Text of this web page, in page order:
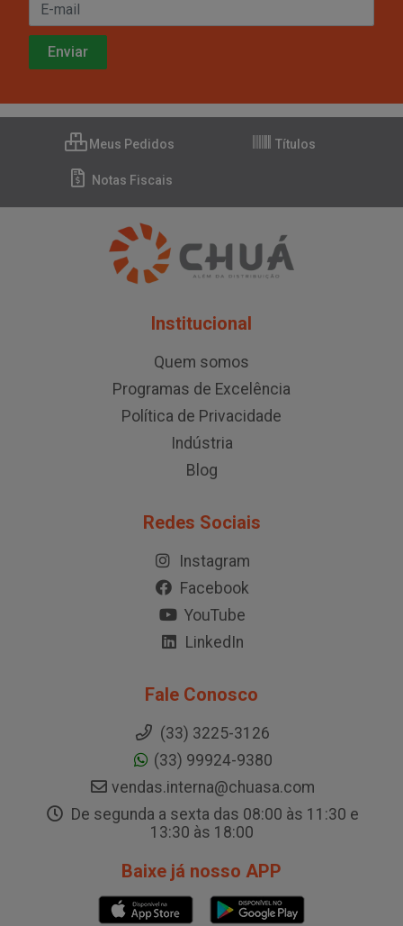
Meus Pedidos Títulos
Notas Fiscais
Institucional
Quem somos
Programas de Excelência
Política de Privacidade
Indústria
Blog
Redes Sociais
Instagram
Facebook
YouTube
LinkedIn
Fale Conosco
(33) 3225-3126
(33) 99924-9380
vendas.interna@chuasa.com
De segunda a sexta das 08:00 às 11:30 e
13:30 às 18:00
Baixe já nosso APP